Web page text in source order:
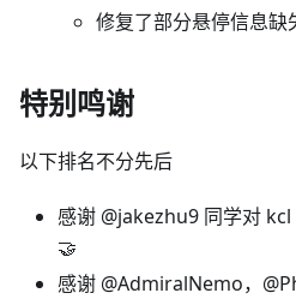
修复了部分悬停信息缺
特别鸣谢
以下排名不分先后
感谢 @jakezhu9 同学对
🤝
感谢 @AdmiralNemo，